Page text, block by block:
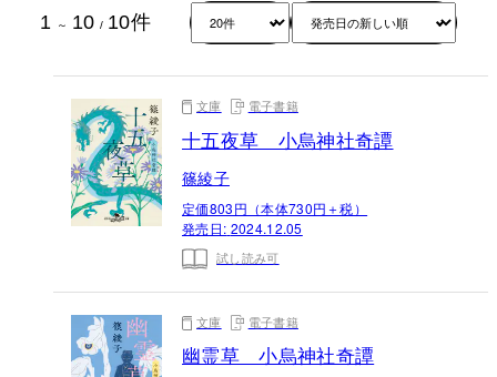
1 ～ 10 / 10件
文庫 電子書籍
十五夜草 小烏神社奇譚
篠綾子
定価803円（本体730円＋税）
発売日: 2024.12.05
試し読み可
文庫 電子書籍
幽霊草 小烏神社奇譚